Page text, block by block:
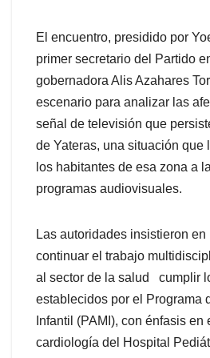
El encuentro, presidido por
primer secretario del Partido
gobernadora Alis Azahares
escenario para analizar las
señal de televisión que
de Yateras, una situación que
los habitantes de esa zona a
programas audiovisuales.
Las autoridades insistieron
continuar el trabajo
al sector de la salud cumplir
establecidos por el Programa
Infantil (PAMI), con énfasis en
cardiología del Hospital